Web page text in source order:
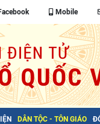
Mobile
DÂN TỘC - TÔN GIÁO